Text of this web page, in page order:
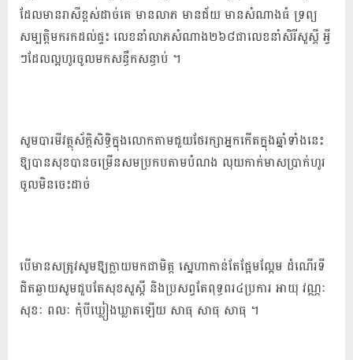
ដែល​មាន​រាសី​ខ្ពស់​ដាច់​គេ មាន​លាភ មាន​ជ័យ មានសំណាង​ធំ ទ្រព្យ
សម្បត្តិ​មក​រក​ដល់​ផ្ទះ លេខ​នាំ​លាភ​សំណាង​២៦៨​ជា​លេខ​នាំ​សិរី​សួស្តី អ្វី​
ៗ​ដែល​ល្អ​ហូរ​ចូល​មក​សន្ធឹកសន្ធាប់ ។
សូម​បារមី​វត្ថុ​ស័ក្តិ​សិ​ទិ្ធ​ក្នុង​លោក​តាម​ជួយ​ថែរក្សា​អ្នក​កើត​ក្នុង​ឆ្នាំ​ទាំងនេះ​
ឱ្យ​បាន​សុខ​បាន​ចម្រើន​សមប្រកប​តាម​បំណង លុយកាក់​មាសប្រាក់​ហូរ​
ចូល​មិន​ចេះ​ដាច់
បើ​មាន​សត្រូវ​សូម​ឱ្យ​ក្លា​យមក​ជា​មិត្ត ស្នេហា​កាន់តែ​ផ្អែម​ល្អែ​ម ដំណើរ​ទី​
ជិត​ឆ្ងាយ​សូម​ជួប​តែ​សុខសួស្តី និង​ប្រសព្វ​តែ​ពុទ្ធ​ពរ​៤​ប្រការ អាយុ វណ្ណៈ
សុខៈ ពលៈ កុំបី​ឃ្លៀងឃ្លាត​ឡើយ សាធុ សាធុ សាធុ ។